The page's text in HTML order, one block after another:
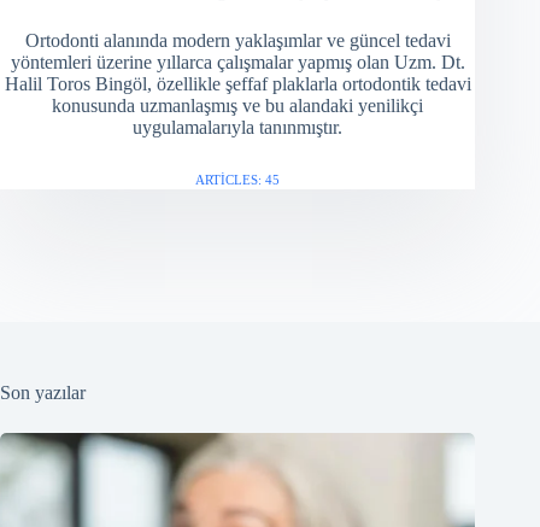
Ortodonti alanında modern yaklaşımlar ve güncel tedavi
yöntemleri üzerine yıllarca çalışmalar yapmış olan Uzm. Dt.
Halil Toros Bingöl, özellikle şeffaf plaklarla ortodontik tedavi
konusunda uzmanlaşmış ve bu alandaki yenilikçi
uygulamalarıyla tanınmıştır.
ARTICLES: 45
Son yazılar